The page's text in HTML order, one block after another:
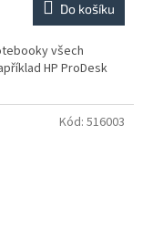
Do košíku
všech
HP ProDesk
Kód: 516003